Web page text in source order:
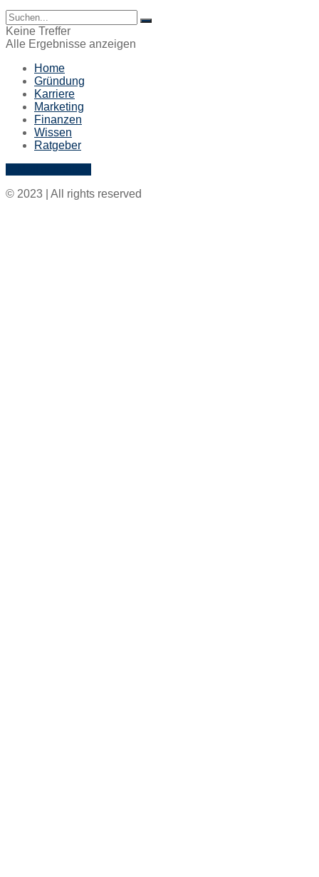
Keine Treffer
Alle Ergebnisse anzeigen
Home
Gründung
Karriere
Marketing
Finanzen
Wissen
Ratgeber
© 2023 | All rights reserved